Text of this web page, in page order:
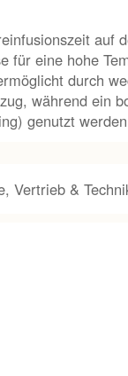
auf
für eine hohe
durch
während ein
genutzt
&